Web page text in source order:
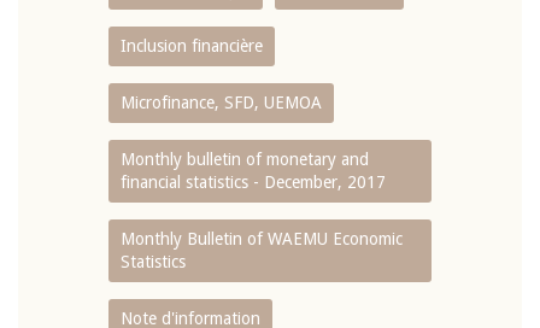
Inclusion financière
Microfinance, SFD, UEMOA
Monthly bulletin of monetary and
financial statistics - December, 2017
Monthly Bulletin of WAEMU Economic
Statistics
Note d'information